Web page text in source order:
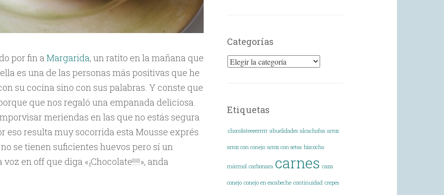
por fin a Margarida, un ratito en la mañana que
es una de las personas más positivas que he
su cocina sino con sus palabras. Y conste que
que nos regaló una empanada deliciosa.
meriendas en las que no estás segura
eso resulta muy socorrida esta Mousse exprés
se tienen suficientes huevos pero sí un
en off que diga «¡Chocolate!!!!», anda
Categorías
Categorías
Etiquetas
.chocolateeeerrrrr abuelidades alcachofas arroz
arroz con conejo arroz con setas bizcocho
mármol carbonara carnes caza
conejo conejo en escabeche continuidad crepes